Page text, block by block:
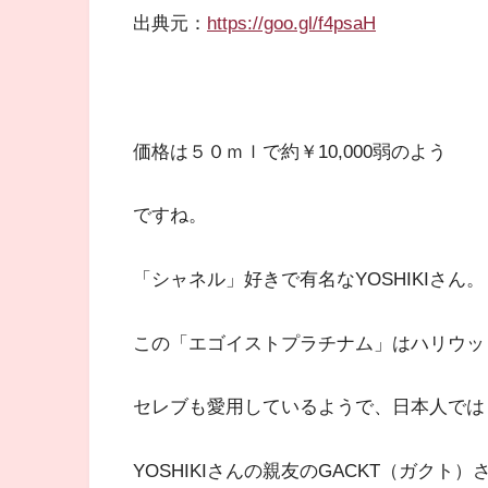
出典元： https://goo.gl/f4psaH
価格は５０ｍｌで約￥10,000弱のよう
ですね。
「シャネル」好きで有名なYOSHIKIさん。
この「エゴイストプラチナム」はハリウ
セレブも愛用しているようで、日本人では
YOSHIKIさんの親友のGACKT（ガクト）